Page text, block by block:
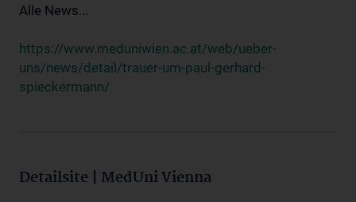
Alle News...
https://www.meduniwien.ac.at/web/ueber-
uns/news/detail/trauer-um-paul-gerhard-
spieckermann/
Detailsite | MedUni Vienna